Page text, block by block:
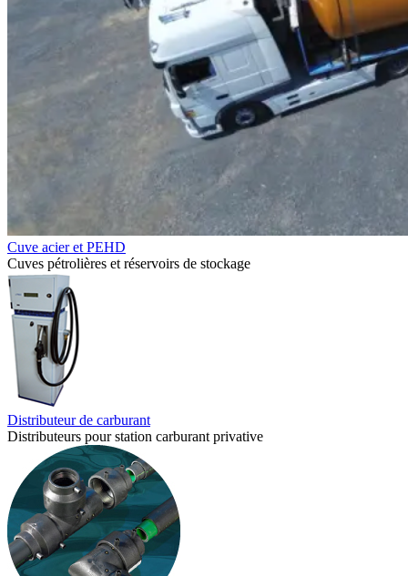
Cuve acier et PEHD
Cuves pétrolières et réservoirs de stockage
Distributeur de carburant
Distributeurs pour station carburant privative